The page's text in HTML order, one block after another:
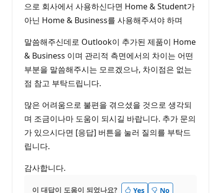
으로 회사에서 사용하신다면 Home & Student가
아닌 Home & Business를 사용해주셔야 하며
말씀해주신데로 Outlook이 추가된 제품이 Home
& Business 이며 관리적 측면에서의 차이는 어떤
부분을 말씀해주시는 모르겠으나, 차이점은 없는
점 참고 부탁드립니다.
많은 어려움으로 불편을 겪으셨을 것으로 생각되
며 조금이나마 도움이 되시길 바랍니다. 추가 문의
가 있으시다면 [응답] 버튼을 눌러 질의를 부탁드
립니다.
감사합니다.
이 대답이 도움이 되었나요? Yes No